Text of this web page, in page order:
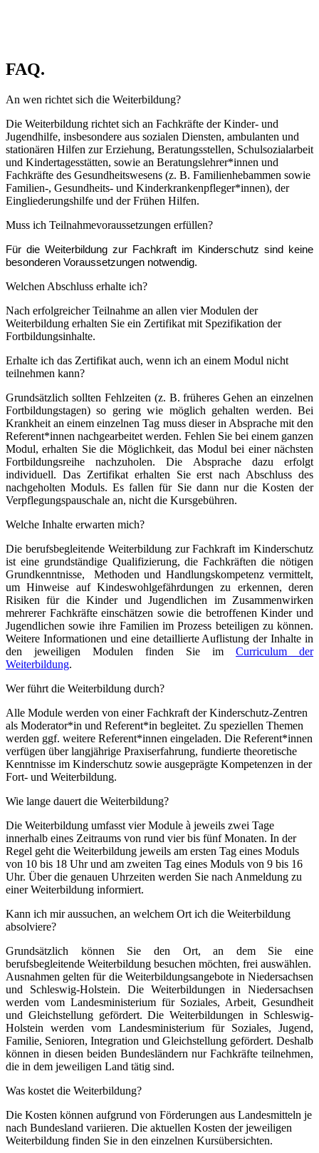
FAQ.
An wen richtet sich die Weiterbildung?
Die Weiterbildung richtet sich an Fachkräfte der Kinder- und
Jugendhilfe, insbesondere aus sozialen Diensten, ambulanten und
stationären Hilfen zur Erziehung, Beratungsstellen, Schulsozialarbeit
und Kindertagesstätten, sowie an Beratungslehrer*innen und
Fachkräfte des Gesundheitswesens (z. B. Familienhebammen sowie
Familien-, Gesundheits- und Kinderkrankenpfleger*innen), der
Eingliederungshilfe und der Frühen Hilfen.
Muss ich Teilnahmevoraussetzungen erfüllen?
Für die Weiterbildung zur Fachkraft im Kinderschutz sind keine
besonderen Voraussetzungen notwendig.
Welchen Abschluss erhalte ich?
Nach erfolgreicher Teilnahme an allen vier Modulen der
Weiterbildung erhalten Sie ein Zertifikat mit Spezifikation der
Fortbildungsinhalte.
Erhalte ich das Zertifikat auch, wenn ich an einem Modul nicht
teilnehmen kann?
Grundsätzlich sollten Fehlzeiten (z. B. früheres Gehen an einzelnen
Fortbildungstagen) so gering wie möglich gehalten werden. Bei
Krankheit an einem einzelnen Tag muss dieser in Absprache mit den
Referent*innen nachgearbeitet werden. Fehlen Sie bei einem ganzen
Modul, erhalten Sie die Möglichkeit, das Modul bei einer nächsten
Fortbildungsreihe nachzuholen. Die Absprache dazu erfolgt
individuell. Das Zertifikat erhalten Sie erst nach Abschluss des
nachgeholten Moduls. Es fallen für Sie dann nur die Kosten der
Verpflegungspauschale an, nicht die Kursgebühren.
Welche Inhalte erwarten mich?
Die berufsbegleitende Weiterbildung zur Fachkraft im Kinderschutz
ist eine grundständige Qualifizierung, die Fachkräften die nötigen
Grundkenntnisse, Methoden und Handlungskompetenz vermittelt,
um Hinweise auf Kindeswohlgefährdungen zu erkennen, deren
Risiken für die Kinder und Jugendlichen im Zusammenwirken
mehrerer Fachkräfte einschätzen sowie die betroffenen Kinder und
Jugendlichen sowie ihre Familien im Prozess beteiligen zu können.
Weitere Informationen und eine detaillierte Auflistung der Inhalte in
den jeweiligen Modulen finden Sie im Curriculum der
Weiterbildung.
Wer führt die Weiterbildung durch?
Alle Module werden von einer Fachkraft der Kinderschutz-Zentren
als Moderator*in und Referent*in begleitet. Zu speziellen Themen
werden ggf. weitere Referent*innen eingeladen. Die Referent*innen
verfügen über langjährige Praxiserfahrung, fundierte theoretische
Kenntnisse im Kinderschutz sowie ausgeprägte Kompetenzen in der
Fort- und Weiterbildung.
Wie lange dauert die Weiterbildung?
Die Weiterbildung umfasst vier Module à jeweils zwei Tage
innerhalb eines Zeitraums von rund vier bis fünf Monaten. In der
Regel geht die Weiterbildung jeweils am ersten Tag eines Moduls
von 10 bis 18 Uhr und am zweiten Tag eines Moduls von 9 bis 16
Uhr. Über die genauen Uhrzeiten werden Sie nach Anmeldung zu
einer Weiterbildung informiert.
Kann ich mir aussuchen, an welchem Ort ich die Weiterbildung
absolviere?
Grundsätzlich können Sie den Ort, an dem Sie eine
berufsbegleitende Weiterbildung besuchen möchten, frei auswählen.
Ausnahmen gelten für die Weiterbildungsangebote in Niedersachsen
und Schleswig-Holstein. Die Weiterbildungen in Niedersachsen
werden vom Landesministerium für Soziales, Arbeit, Gesundheit
und Gleichstellung gefördert. Die Weiterbildungen in Schleswig-
Holstein werden vom Landesministerium für Soziales, Jugend,
Familie, Senioren, Integration und Gleichstellung gefördert. Deshalb
können in diesen beiden Bundesländern nur Fachkräfte teilnehmen,
die in dem jeweiligen Land tätig sind.
Was kostet die Weiterbildung?
Die Kosten können aufgrund von Förderungen aus Landesmitteln je
nach Bundesland variieren. Die aktuellen Kosten der jeweiligen
Weiterbildung finden Sie in den einzelnen Kursübersichten.